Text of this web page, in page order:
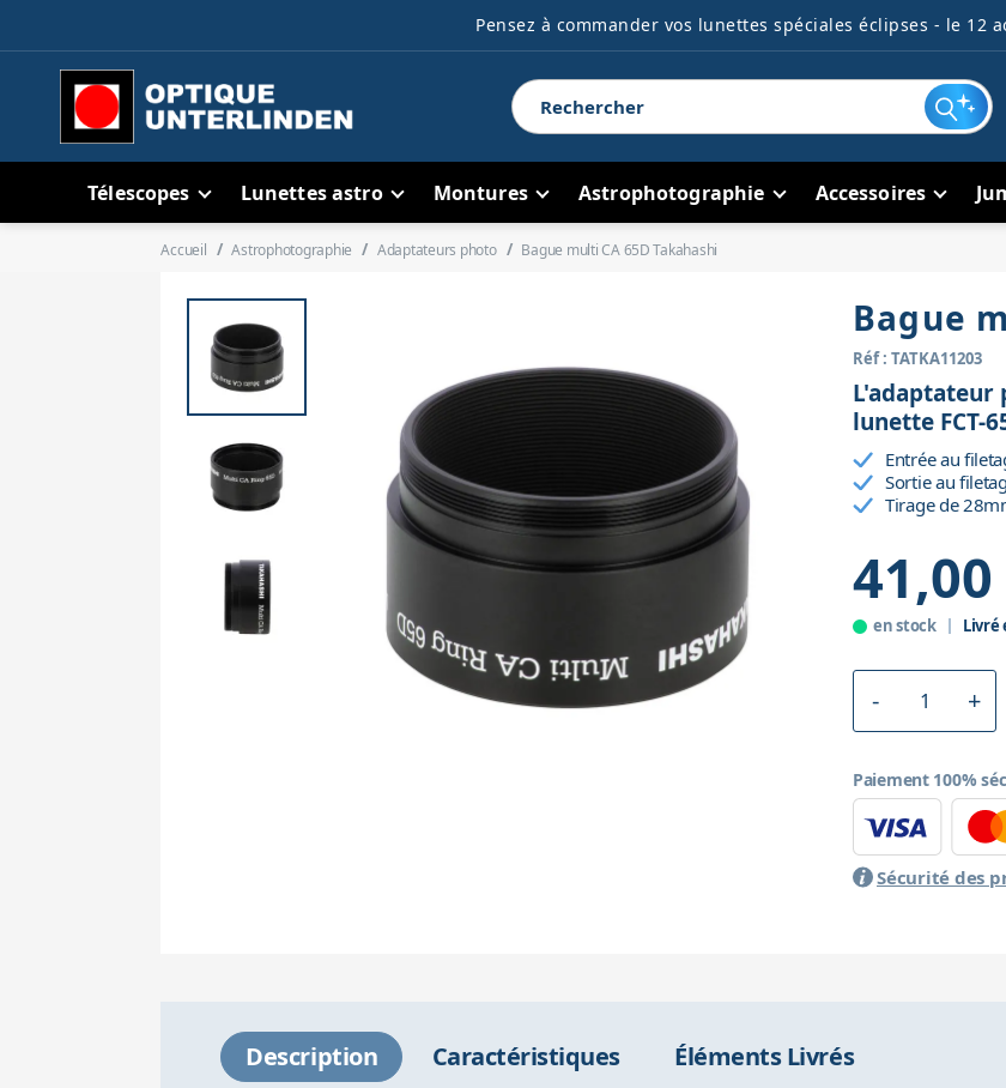
Pensez à commander vos lunettes spéciales éclipses - le 12
Télescopes Lunettes astro Montures Astrophotographie Accessoires
Accueil Astrophotographie Adaptateurs photo Bague multi CA 65D Takahashi
Bague
Réf : TATKA11203
L'adaptateur
lunette FCT-
Entrée au
Sortie au
Tirage de
41,00
en stock Livré
Paiement 100%
Sécurité des
Description Caractéristiques Éléments Livrés